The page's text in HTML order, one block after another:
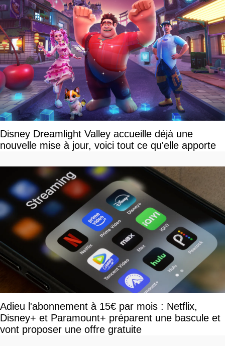
Disney Dreamlight Valley accueille déjà une
nouvelle mise à jour, voici tout ce qu'elle apporte
Adieu l'abonnement à 15€ par mois : Netflix,
Disney+ et Paramount+ préparent une bascule et
vont proposer une offre gratuite